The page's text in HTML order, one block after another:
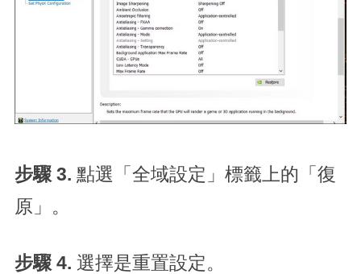
步驟 3. 點選「全域設定」標籤上的「復
原」。
步驟 4. 選擇是重置設定。